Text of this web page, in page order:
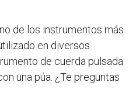
de los instrumentos más
en diversos
de cuerda pulsada
una púa. ¿Te preguntas